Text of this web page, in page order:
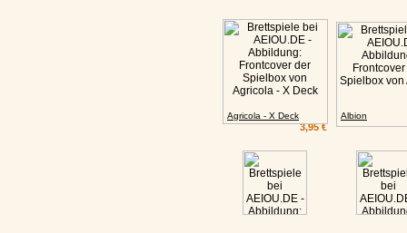
Agricola - X Deck
3,95 €
Albion